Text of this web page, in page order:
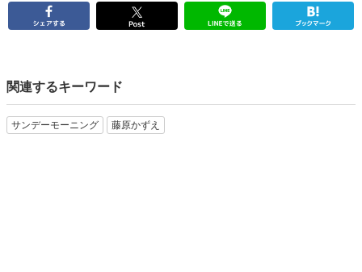
関連するキーワード
サンデーモーニング 藤原かずえ